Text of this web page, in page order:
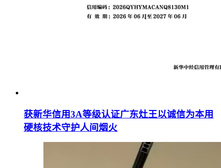
获新华信用3A等级认证广东灶王以诚信为本用
硬核技术守护人间烟火